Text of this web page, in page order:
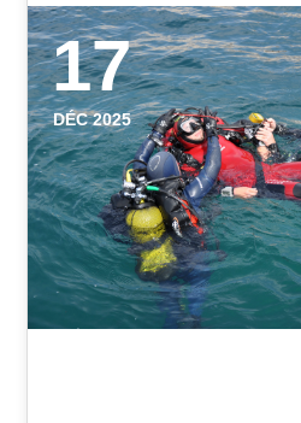
17
DÉC 2025